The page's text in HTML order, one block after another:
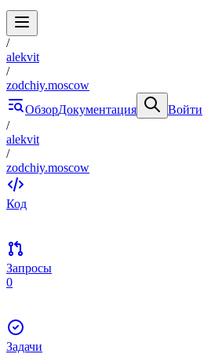
/
alekvit
/
zodchiy.moscow
ОбзорДокументация
Войти
/
alekvit
/
zodchiy.moscow
Код
Запросы
0
Задачи